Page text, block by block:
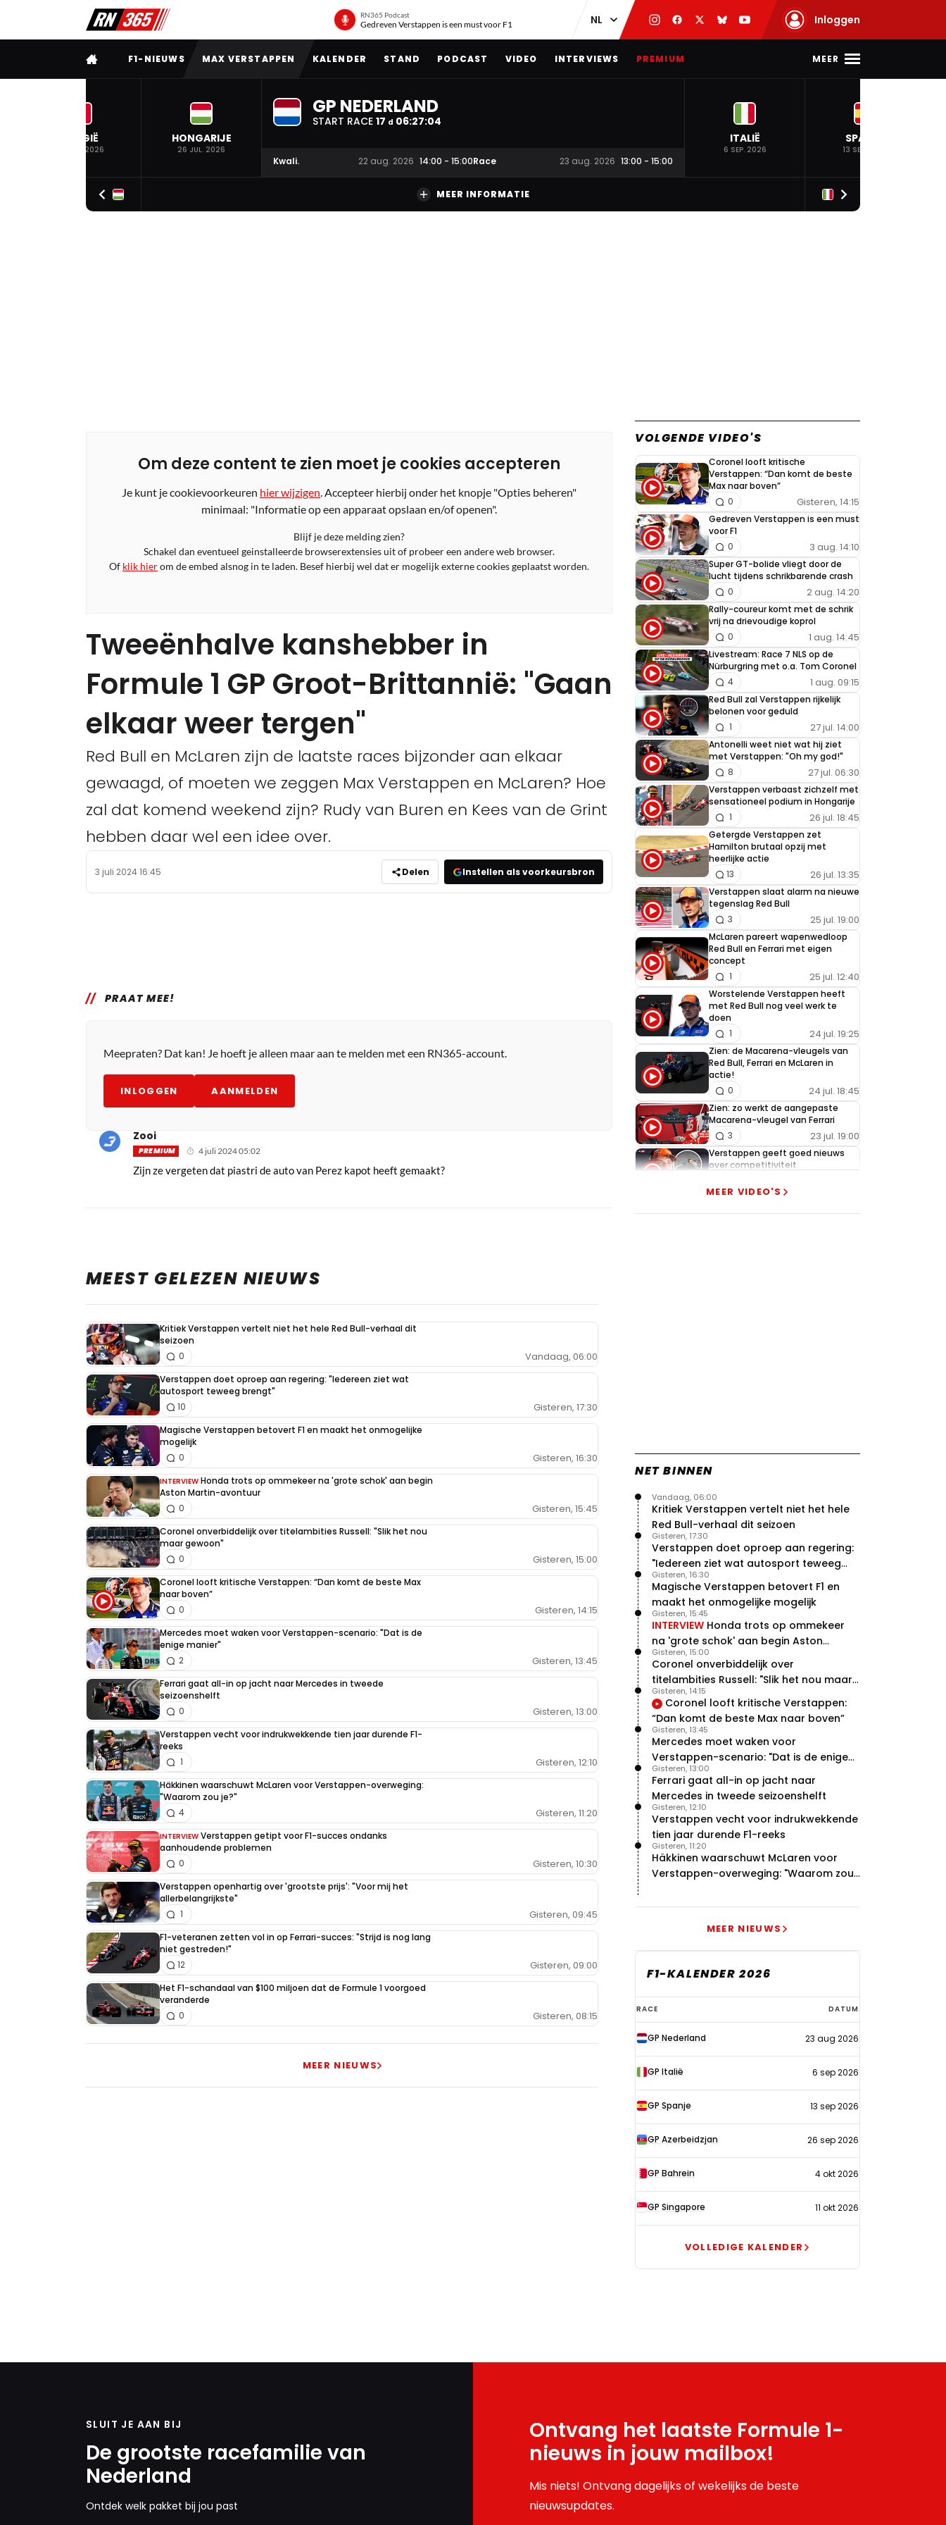
RN365 Podcast
Gedreven Verstappen is een must voor F1 Inloggen
VOLLEDIG MENU
F1-NIEUWS MAX VERSTAPPEN KALENDER STAND PODCAST VIDEO INTERVIEWS PREMIUM MEER
BELGIË
19 JUL. 2026
HONGARIJE
26 JUL. 2026
GP NEDERLAND
START RACE 17 d 06:27:03
Kwali. 22 aug. 2026 14:00 - 15:00Race 23 aug. 2026 13:00 - 15:00
ITALIË
6 SEP. 2026
SPANJE
13 SEP. 2026
MEER INFORMATIE
Om deze content te zien moet je cookies accepteren
Je kunt je cookievoorkeuren hier wijzigen. Accepteer hierbij onder het knopje "Opties beheren"
minimaal: "Informatie op een apparaat opslaan en/of openen".
Blijf je deze melding zien?
Schakel dan eventueel geinstalleerde browserextensies uit of probeer een andere web browser.
Of klik hierom de embed alsnog in te laden. Besef hierbij wel dat er mogelijk externe cookies geplaatst worden.
Tweeënhalve kanshebber in
Formule 1 GP Groot-Brittannië: "Gaan
elkaar weer tergen"
Red Bull en McLaren zijn de laatste races bijzonder aan elkaar
gewaagd, of moeten we zeggen Max Verstappen en McLaren? Hoe
zal dat komend weekend zijn? Rudy van Buren en Kees van de Grint
hebben daar wel een idee over.
3 juli 2024 16:45 Delen Instellen als voorkeursbron
PRAAT MEE!
Meepraten? Dat kan! Je hoeft je alleen maar aan te melden met een RN365-account.
INLOGGEN AANMELDEN
Zooi
PREMIUM 4 juli 2024 05:02
Zijn ze vergeten dat piastri de auto van Perez kapot heeft gemaakt?
VOLGENDE VIDEO'S
Coronel looft kritische
Verstappen: “Dan komt de beste
Max naar boven”
Gisteren, 14:15
0
Gedreven Verstappen is een must
voor F1
3 aug. 14:10
0
Super GT-bolide vliegt door de
lucht tijdens schrikbarende crash
2 aug. 14:20
0
Rally-coureur komt met de schrik
vrij na drievoudige koprol
1 aug. 14:45
0
Livestream: Race 7 NLS op de
Nürburgring met o.a. Tom Coronel
1 aug. 09:15
4
Red Bull zal Verstappen rijkelijk
belonen voor geduld
27 jul. 14:00
1
Antonelli weet niet wat hij ziet
met Verstappen: "Oh my god!"
27 jul. 06:30
8
Verstappen verbaast zichzelf met
sensationeel podium in Hongarije
26 jul. 18:45
1
Getergde Verstappen zet
Hamilton brutaal opzij met
heerlijke actie
26 jul. 13:35
13
Verstappen slaat alarm na nieuwe
tegenslag Red Bull
25 jul. 19:00
3
McLaren pareert wapenwedloop
Red Bull en Ferrari met eigen
concept
25 jul. 12:40
1
Worstelende Verstappen heeft
met Red Bull nog veel werk te
doen
24 jul. 19:25
1
Zien: de Macarena-vleugels van
Red Bull, Ferrari en McLaren in
actie!
24 jul. 18:45
0
Zien: zo werkt de aangepaste
Macarena-vleugel van Ferrari
23 jul. 19:00
3
Verstappen geeft goed nieuws
over competitiviteit
Video: Red Bull slaagt in ultiem
MEER VIDEO'S
MEEST GELEZEN NIEUWS
Kritiek Verstappen vertelt niet het hele Red Bull-verhaal dit
seizoen
Vandaag, 06:00
0
Verstappen doet oproep aan regering: "Iedereen ziet wat
autosport teweeg brengt"
Gisteren, 17:30
10
Magische Verstappen betovert F1 en maakt het onmogelijke
mogelijk
Gisteren, 16:30
0
INTERVIEW Honda trots op ommekeer na 'grote schok' aan begin
Aston Martin-avontuur
Gisteren, 15:45
0
Coronel onverbiddelijk over titelambities Russell: "Slik het nou
maar gewoon"
Gisteren, 15:00
0
Coronel looft kritische Verstappen: “Dan komt de beste Max
naar boven”
Gisteren, 14:15
0
Mercedes moet waken voor Verstappen-scenario: "Dat is de
enige manier"
Gisteren, 13:45
2
Ferrari gaat all-in op jacht naar Mercedes in tweede
seizoenshelft
Gisteren, 13:00
0
Verstappen vecht voor indrukwekkende tien jaar durende F1-
reeks
Gisteren, 12:10
1
Häkkinen waarschuwt McLaren voor Verstappen-overweging:
"Waarom zou je?"
Gisteren, 11:20
4
INTERVIEW Verstappen getipt voor F1-succes ondanks
aanhoudende problemen
Gisteren, 10:30
0
Verstappen openhartig over 'grootste prijs': "Voor mij het
allerbelangrijkste"
Gisteren, 09:45
1
F1-veteranen zetten vol in op Ferrari-succes: "Strijd is nog lang
niet gestreden!"
Gisteren, 09:00
12
Het F1-schandaal van $100 miljoen dat de Formule 1 voorgoed
veranderde
Gisteren, 08:15
0
MEER NIEUWS
NET BINNEN
Kritiek Verstappen vertelt niet het hele
Red Bull-verhaal dit seizoen
Vandaag, 06:00
Verstappen doet oproep aan regering:
"Iedereen ziet wat autosport teweeg
brengt"
Gisteren, 17:30
Magische Verstappen betovert F1 en
maakt het onmogelijke mogelijk
Gisteren, 16:30
INTERVIEW Honda trots op ommekeer
na 'grote schok' aan begin Aston
Martin-avontuur
Gisteren, 15:45
Coronel onverbiddelijk over
titelambities Russell: "Slik het nou maar
gewoon"
Gisteren, 15:00
Coronel looft kritische Verstappen:
“Dan komt de beste Max naar boven”
Gisteren, 14:15
Mercedes moet waken voor
Verstappen-scenario: "Dat is de enige
manier"
Gisteren, 13:45
Ferrari gaat all-in op jacht naar
Mercedes in tweede seizoenshelft
Gisteren, 13:00
Verstappen vecht voor indrukwekkende
tien jaar durende F1-reeks
Gisteren, 12:10
Häkkinen waarschuwt McLaren voor
Verstappen-overweging: "Waarom zou
Gisteren, 11:20
MEER NIEUWS
F1-KALENDER 2026
F1-
kalender
2026
RACE DATUM
GP Nederland 23 aug 2026
GP Italië 6 sep 2026
GP Spanje 13 sep 2026
GP Azerbeidzjan 26 sep 2026
GP Bahrein 4 okt 2026
GP Singapore 11 okt 2026
VOLLEDIGE KALENDER
SLUIT JE AAN BIJ
De grootste racefamilie van
Nederland
Ontdek welk pakket bij jou past
Ontvang het laatste Formule 1-
nieuws in jouw mailbox!
Mis niets! Ontvang dagelijks of wekelijks de beste
nieuwsupdates.